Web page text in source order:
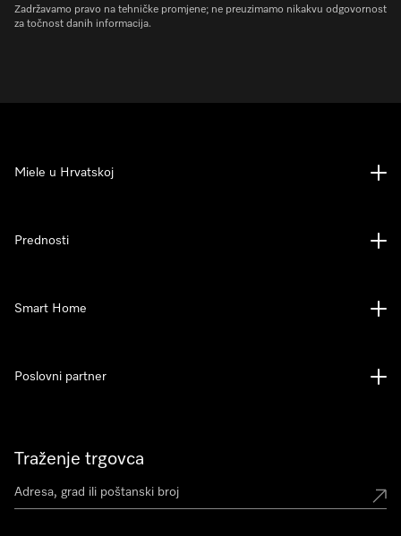
Zadržavamo pravo na tehničke promjene; ne preuzimamo nikakvu odgovornost
za točnost danih informacija.
Traženje trgovca
Miele u Hrvatskoj
Prednosti
Smart Home
Poslovni partner